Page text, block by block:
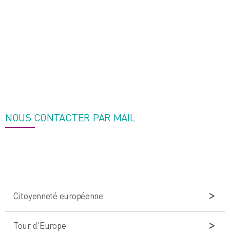
NOUS CONTACTER PAR MAIL
Citoyenneté européenne
Tour d'Europe